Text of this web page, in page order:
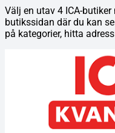
Välj en utav 4 ICA-butiker
butikssidan där du kan
på kategorier, hitta